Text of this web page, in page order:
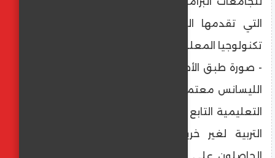
التي تقدمها الوحدة المركزية للتدريب على
تكنولوجيا المعلومات.
- صورة طبق الأصل من شهادة البكالوريوس أو
الليسانس معتمدة من شئون العاملين بالإدارة
التعليمية التابع لها وشهادة الدبلوم العام في
التربية لغير خريجي كليات التربية، ويستثنى